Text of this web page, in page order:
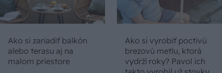
Ako si zariadiť balkón
alebo terasu aj na
malom priestore
Ako si vyrobiť poctivú
brezovú metlu, ktorá
vydrží roky? Pavol ich